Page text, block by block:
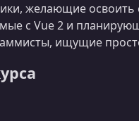
желающие освоить
с Vue 2 и
ищущие